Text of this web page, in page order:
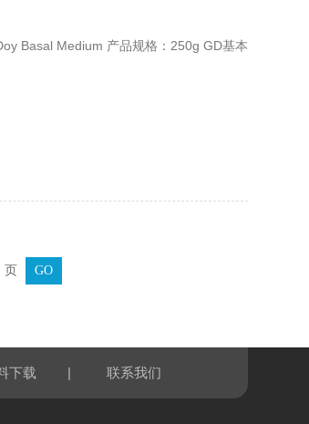
Basal Medium 产品规格：250g GD基本
页
下载 | 联系我们